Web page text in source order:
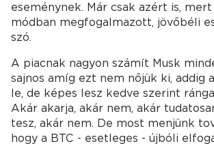
eseménynek. Már csak azért is,
módban megfogalmazott, jövőbéli
szó.
A piacnak nagyon számít Musk
sajnos amíg ezt nem nőjük ki, addig
le, de képes lesz kedve szerint
Akár akarja, akár nem, akár
tesz, akár nem. De most menjünk
hogy a BTC - esetleges - újbóli